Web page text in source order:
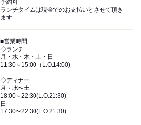
予約可
ランチタイムは現金でのお支払いとさせて頂き
ます
■営業時間
◇ランチ
月・水・木・土・日
11:30～15:00（L.O.14:00)
◇ディナー
月・水〜土
18:00～22:30(L.O.21:30)
日
17:30〜22:30(L.O.21:30)